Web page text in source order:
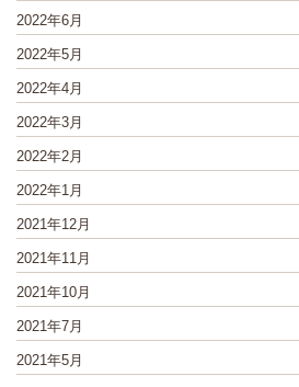
2022年6月
2022年5月
2022年4月
2022年3月
2022年2月
2022年1月
2021年12月
2021年11月
2021年10月
2021年7月
2021年5月